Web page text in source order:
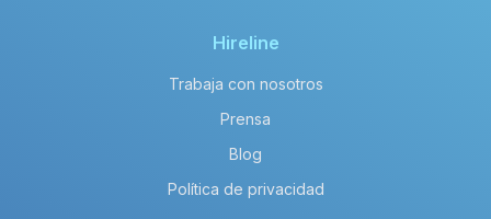
Hireline
Trabaja con nosotros
Prensa
Blog
Política de privacidad